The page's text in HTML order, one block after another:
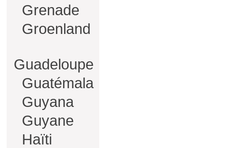
Grenade
Groenland
Guadeloupe
Guatémala
Guyana
Guyane
Haïti